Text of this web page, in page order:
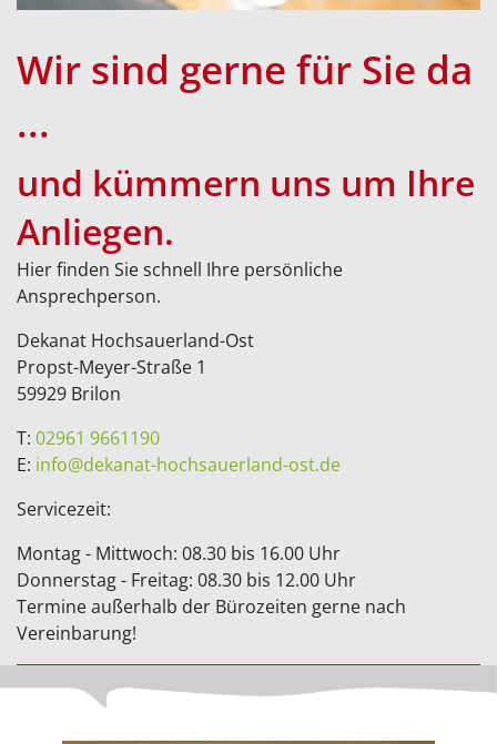
Wir sind gerne für Sie da
...
und kümmern uns um Ihre
Anliegen.
Hier finden Sie schnell Ihre persönliche
Ansprechperson.
Dekanat Hochsauerland-Ost
Propst-Meyer-Straße 1
59929 Brilon
T: 02961 9661190
E: info@dekanat-hochsauerland-ost.de
Servicezeit:
Montag - Mittwoch: 08.30 bis 16.00 Uhr
Donnerstag - Freitag: 08.30 bis 12.00 Uhr
Termine außerhalb der Bürozeiten gerne nach
Vereinbarung!